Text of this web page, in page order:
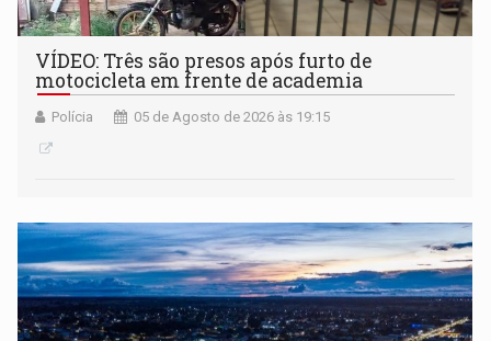
VÍDEO: Três são presos após furto de
motocicleta em frente de academia
Polícia 05 de Agosto de 2026 às 19:15